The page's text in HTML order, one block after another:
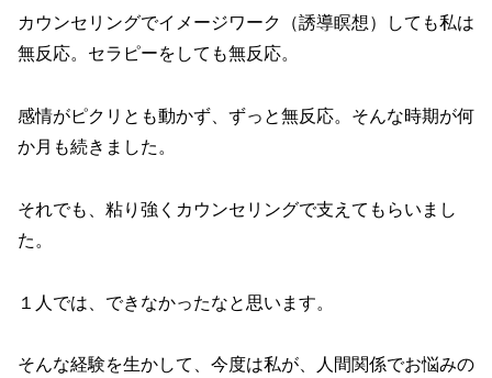
カウンセリングでイメージワーク（誘導瞑想）しても私は
無反応。セラピーをしても無反応。
感情がピクリとも動かず、ずっと無反応。そんな時期が何
か月も続きました。
それでも、粘り強くカウンセリングで支えてもらいまし
た。
１人では、できなかったなと思います。
そんな経験を生かして、今度は私が、人間関係でお悩みの